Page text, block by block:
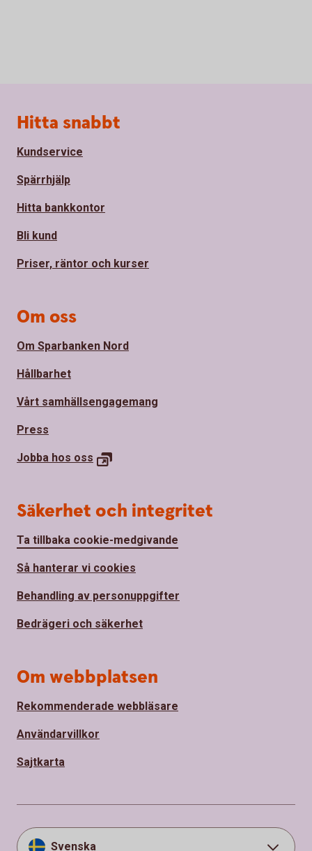
Sidfot
Hitta snabbt
Kundservice
Spärrhjälp
Hitta bankkontor
Bli kund
Priser, räntor och kurser
Om oss
Om Sparbanken Nord
Hållbarhet
Vårt samhällsengagemang
Press
Jobba hos oss
Säkerhet och integritet
Ta tillbaka cookie-medgivande
Så hanterar vi cookies
Behandling av personuppgifter
Bedrägeri och säkerhet
Om webbplatsen
Rekommenderade webbläsare
Användarvillkor
Sajtkarta
Svenska